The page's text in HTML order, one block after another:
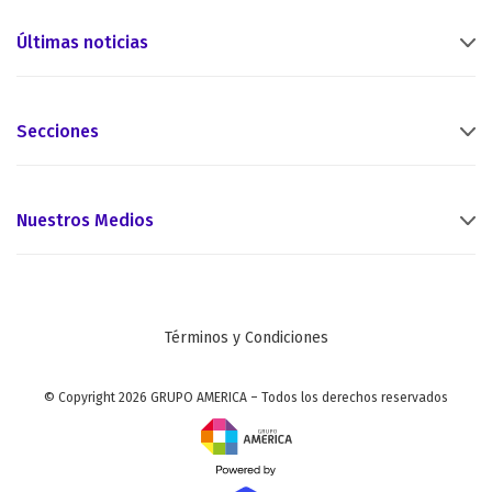
Últimas noticias
Secciones
Nuestros Medios
Términos y Condiciones
© Copyright 2026 GRUPO AMERICA – Todos los derechos reservados